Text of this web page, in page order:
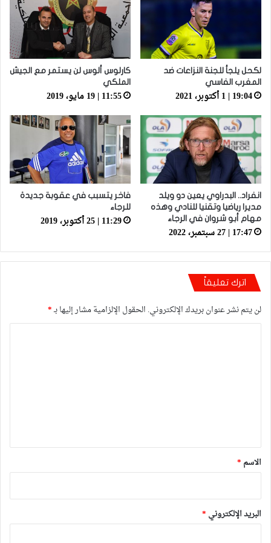
لكحل يلجأ للجنة النزاعات ضد
المغرب الفاسي
19:04 | 1 أكتوبر، 2021
كارلوس ألوس لن يستمر مع الجيش
الملكي
11:55 | 19 مايو، 2019
انفراد.. البدراوي يعين دو ويلد
مديرا رياضيا وتقنيا للنادي وهذه
مهام أبو شروان في الرجاء
17:47 | 27 سبتمبر، 2022
فاخر يتسبب في عقوبة جديدة
للرجاء
11:29 | 25 أكتوبر، 2019
اترك تعليقاً
لن يتم نشر عنوان بريدك الإلكتروني. الحقول الإلزامية مشار إليها بـ*
*
الاسم *
البريد الإلكتروني *